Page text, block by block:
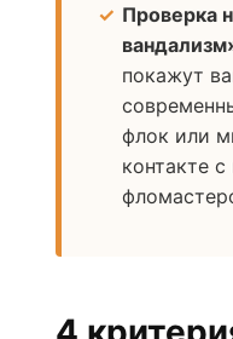
Проверка
покажут
флок или
контакте